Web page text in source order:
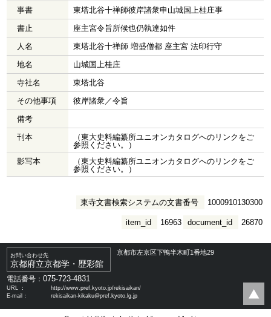
事書
東塔北谷十禅師彼岸諸衆申山城国上桂庄事
書止
座主宮令旨所候也仍執達如件
人名
東塔北谷十禅師 増盛僧都 座主宮 法印行守
地名
山城国上桂庄
寺社名
東塔北谷
その他事項
彼岸諸衆／令旨
備考
刊本
（東大史料編纂所ユニオンカタログへのリンクをご
参照ください。）
影写本
（東大史料編纂所ユニオンカタログへのリンクをご
参照ください。）
東寺文書検索システムの文書番号 1000910130300
document_id 26870
item_id 16963
お問い合わせ先
京都府立京都学・歴彩館
京都市左京区下鴨半木町1番地29
電話番号：075-723-4831
URL ：
http://www.pref.kyoto.jp/rekisaikan/
E-mail：
rekisaikan-kikaku@pref.kyoto.lg.jp